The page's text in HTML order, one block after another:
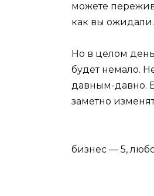
можете
как вы
Но в целом
будет немало.
давным-давно.
заметно
бизнес — 5,